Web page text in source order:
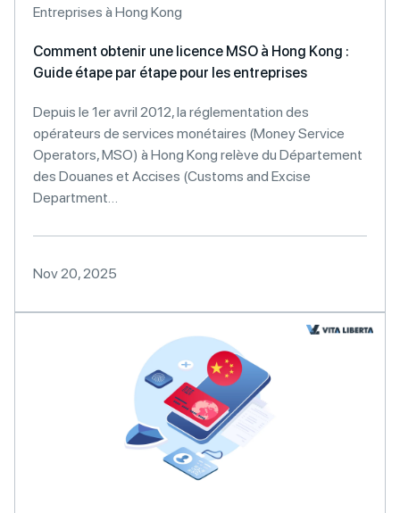
Entreprises à Hong Kong
Comment obtenir une licence MSO à Hong Kong :
Guide étape par étape pour les entreprises
Depuis le 1er avril 2012, la réglementation des
opérateurs de services monétaires (Money Service
Operators, MSO) à Hong Kong relève du Département
des Douanes et Accises (Customs and Excise
Department…
Nov 20, 2025